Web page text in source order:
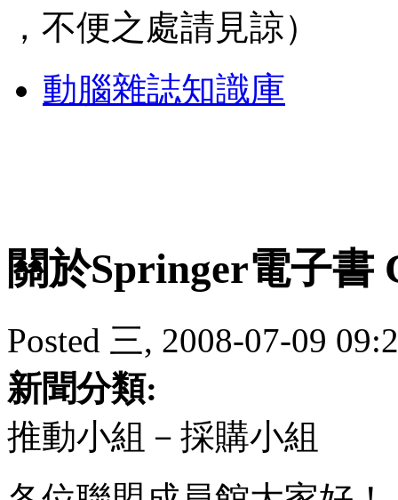
，不便之處請見諒）
動腦雜誌知識庫
關於Springer電子書
Posted 三, 2008-07-09
新聞分類:
推動小組－採購小組